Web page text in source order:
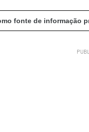
fonte de informação